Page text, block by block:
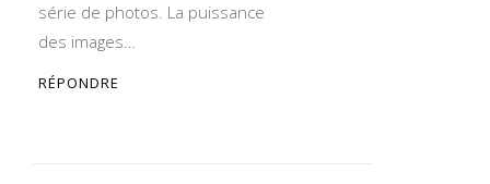
série de photos. La puissance
des images…
RÉPONDRE